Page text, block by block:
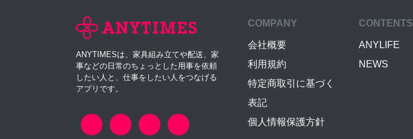
ANYTIMESは、家具組み立てや配送、家
事などの日常のちょっとした用事を依頼
したい人と、仕事をしたい人をつなげる
アプリです。
COMPANY
会社概要
利用規約
特定商取引に基づく
表記
個人情報保護方針
CONTENTS
ANYLIFE
NEWS